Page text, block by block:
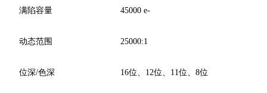
满陷容量 45000 e-
动态范围 25000:1
位深/色深 16位、12位、11位、8位